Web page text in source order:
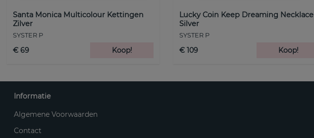
Santa Monica Multicolour Kettingen
Zilver
SYSTER P
€ 69 Koop!
Lucky Coin Keep Dreaming Necklace
Silver
SYSTER P
€ 109 Koop!
Informatie
Algemene Voorwaarden
Contact